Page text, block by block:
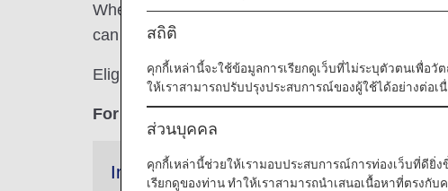
When you use your American Express card,
can be converted to ANA Mileage Club miles.
Eligible for cards issued in the U.S.
For each $1 (USD) spend, you earn 1 point
Information
สถิติ
คุกกี้เหล่านี้จะใช้ข้อมูลการเรียกดูเว็บที่ไม่ระบุตัวตนเพื่อวั
ให้เราสามารถปรับปรุงประสบการณ์ของผู้ใช้ได้อย่างต่อเนื่
ส่วนบุคคล
คุกกี้เหล่านี้ช่วยให้เรามอบประสบการณ์การท่องเว็บที่ดียิ่
เรียกดูของท่าน ทำให้เราสามารถนำเสนอเนื้อหาที่ตรงกั